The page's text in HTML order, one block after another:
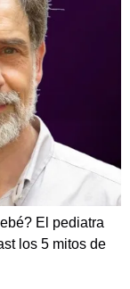
El pediatra
los 5 mitos de